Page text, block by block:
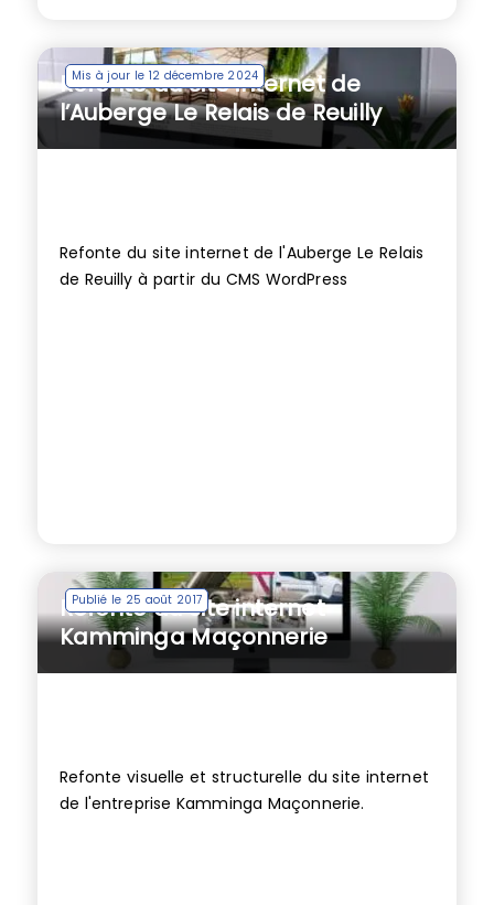
Mis à jour le 12 décembre 2024
Refonte du site internet de
l’Auberge Le Relais de Reuilly
Refonte du site internet de l'Auberge Le Relais
de Reuilly à partir du CMS WordPress
Publié le 25 août 2017
Refonte du site internet
Kamminga Maçonnerie
Refonte visuelle et structurelle du site internet
de l'entreprise Kamminga Maçonnerie.